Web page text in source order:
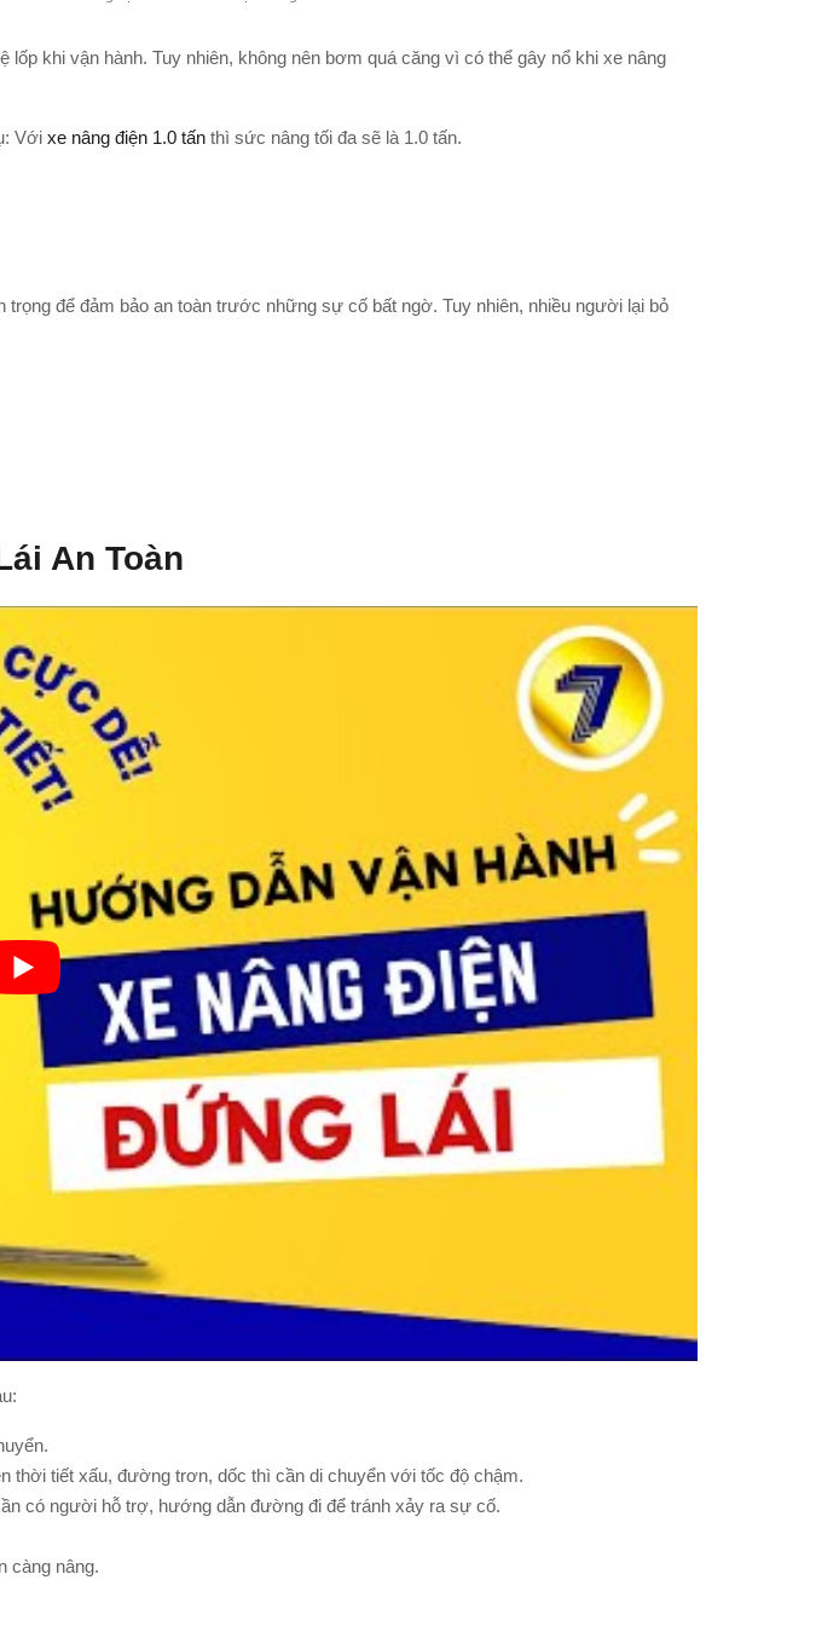
khi vận hành. Tuy nhiên, không nên bơm quá căng vì có thể gây nổ khi xe nâng
Với xe nâng điện 1.0 tấn thì sức nâng tối đa sẽ là 1.0 tấn.
trọng để đảm bảo an toàn trước những sự cố bất ngờ. Tuy nhiên, nhiều người lại bỏ
An Toàn
thời tiết xấu, đường trơn, dốc thì cần di chuyển với tốc độ chậm.
có người hỗ trợ, hướng dẫn đường đi để tránh xảy ra sự cố.
càng nâng.